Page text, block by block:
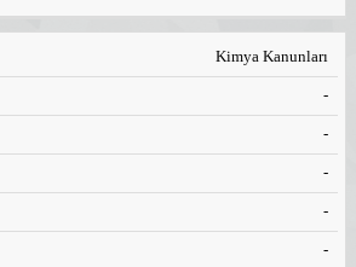
Kimya Kanunları
-
-
-
-
-